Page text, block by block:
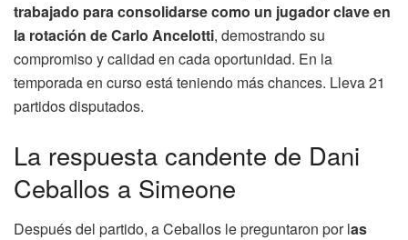
trabajado para consolidarse como un jugador clave en
la rotación de Carlo Ancelotti, demostrando su
compromiso y calidad en cada oportunidad. En la
temporada en curso está teniendo más chances. Lleva 21
partidos disputados.
La respuesta candente de Dani
Ceballos a Simeone
Después del partido, a Ceballos le preguntaron por las